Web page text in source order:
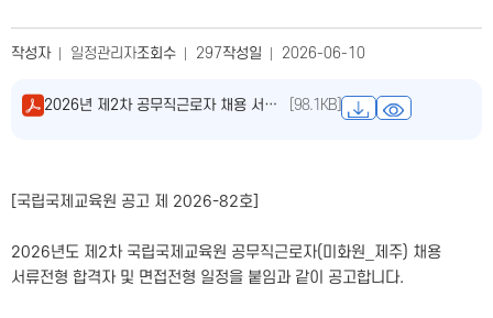
작성자 일정관리자조회수 297작성일 2026-06-10
2026년 제2차 공무직근로자 채용 서류전형 합격자 및 면접 일정 공고(2026-82호).pdf [98.1KB]
[국립국제교육원 공고 제 2026-82호]
2026년도 제2차 국립국제교육원 공무직근로자(미화원_제주) 채용
서류전형 합격자 및 면접전형 일정을 붙임과 같이 공고합니다.